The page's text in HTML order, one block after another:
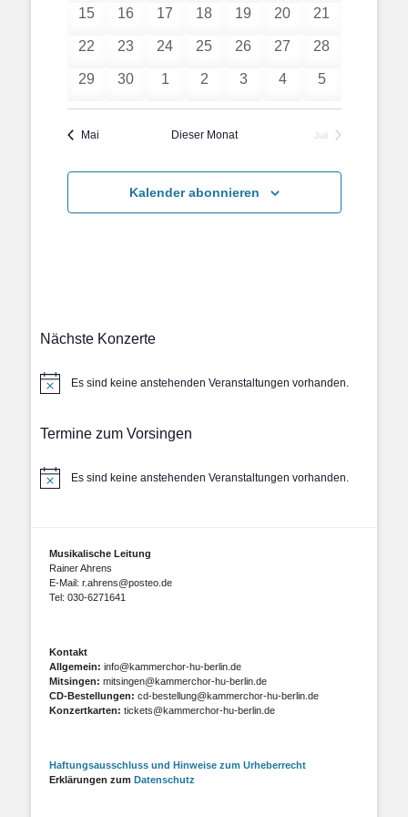
0
15
0
16
0
17
0
18
0
19
0
20
0
21
0
22
0
23
0
24
0
25
0
26
0
27
0
28
0
29
0
30
0
1
0
2
0
3
0
4
0
5
Mai Dieser Monat Juli
Kalender abonnieren
Nächste Konzerte
HinweisEs sind keine anstehenden Veranstaltungen vorhanden.
Termine zum Vorsingen
HinweisEs sind keine anstehenden Veranstaltungen vorhanden.
Musikalische Leitung
Rainer Ahrens
E-Mail: r.ahrens@posteo.de
Tel: 030-6271641
Kontakt
Allgemein: info@kammerchor-hu-berlin.de
Mitsingen: mitsingen@kammerchor-hu-berlin.de
CD-Bestellungen: cd-bestellung@kammerchor-hu-berlin.de
Konzertkarten: tickets@kammerchor-hu-berlin.de
Haftungsausschluss und Hinweise zum Urheberrecht
Erklärungen zum Datenschutz